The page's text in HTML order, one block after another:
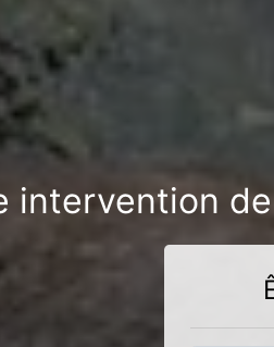
intervention